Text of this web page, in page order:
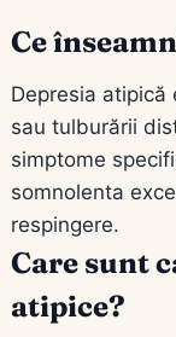
Ce
Depresia atipică
sau tulburării
simptome
somnolenta
respingere.
Care sunt
atipice?